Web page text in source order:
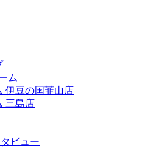
ム
伊豆の国韮山店
三島店
ビュー